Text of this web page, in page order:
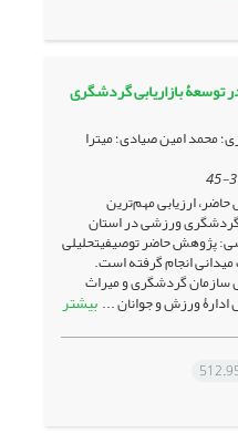
توسعۀ بازاریابی گردشگری
محمد امین صیادی؛ میترا
ارزیابی مهم‌ترین
ورزشی در استان
پژوهش حاضر توصیفیتحلیلی
انجام گرفته است.
سازمان گردشگری و میراث
بیشتر